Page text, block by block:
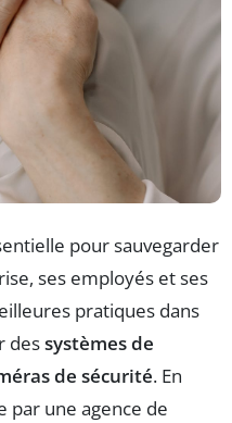
pour sauvegarder
ses employés et ses
pratiques dans
dessystèmes de
de sécurité. En
par une agence de